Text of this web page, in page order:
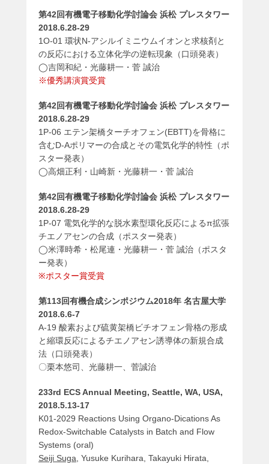
第42回有機電子移動化学討論会 浜松 プレスタワー
2018.6.28-29
1O-01 環状N-アシルイミニウムイオンと求核剤と
の反応における立体化学の逆転現象（口頭発表）
◯吉岡和紀・光藤耕一・菅 誠治
※優秀講演賞受賞
第42回有機電子移動化学討論会 浜松 プレスタワー
2018.6.28-29
1P-06 エテン架橋ターチオフェン(EBTT)を骨格に
含むD-Aポリマーの合成とその電気化学的特性（ポ
スター発表）
◯高畑正利・山崎新・光藤耕一・菅 誠治
第42回有機電子移動化学討論会 浜松 プレスタワー
2018.6.28-29
1P-07 電気化学的な脱水素型環化反応によるπ拡張
チエノアセンの合成（ポスター発表）
◯米澤時希・松尾連・光藤耕一・菅 誠治（ポスタ
ー発表）
※ポスター賞受賞
第113回有機合成シンポジウム2018年 名古屋大学
2018.6.6-7
A-19 酸素および硫黄架橋ビチオフェン骨格の形成
と縮環反応によるチエノアセン誘導体の新規合成
法（口頭発表）
〇栗本悠司、光藤耕一、菅誠治
233rd ECS Annual Meeting, Seattle, WA, USA,
2018.5.13-17
K01-2029 Reactions Using Organo-Dications As
Redox-Switchable Catalysts in Batch and Flow
Systems (oral)
Seiji Suga , Yusuke Kurihara, Takayuki Hirata,